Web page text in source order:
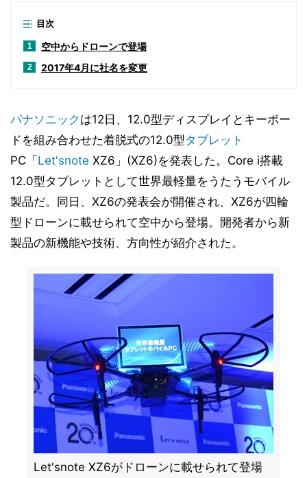
目次
1 空中からドローンで登場
2 2017年4月に社名を変更
パナソニック は12日、12.0型ディスプレイとキーボー
ドを組み合わせた着脱式の12.0型タブレット
PC「 Let'snote XZ6」(XZ6)を発表した。Core i搭載
12.0型タブレットとして世界最軽量をうたうモバイル
製品だ。同日、XZ6の発表会が開催され、XZ6が四輪
型ドローンに載せられて空中から登場。開発者から新
製品の新機能や技術、方向性が紹介された。
Let'snote XZ6がドローンに載せられて登場